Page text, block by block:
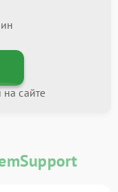
сайте